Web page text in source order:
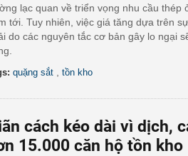
lạc quan về triển vọng nhu cầu thép
tới. Tuy nhiên, việc giá tăng dựa trên
do các nguyên tắc cơ bản gây lo ngại
quặng sắt tồn kho
cách kéo dài vì dịch,
15.000 căn hộ tồn kho